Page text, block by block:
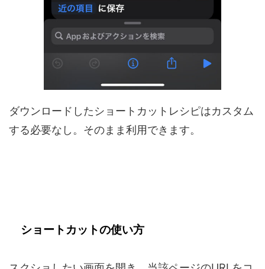
ダウンロードしたショートカットレシピはカスタム
する必要なし。そのまま利用できます。
ショートカットの使い方